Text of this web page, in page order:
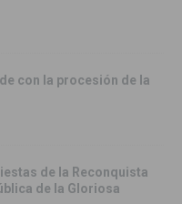
con la procesión de la
de la Reconquista
de la Gloriosa